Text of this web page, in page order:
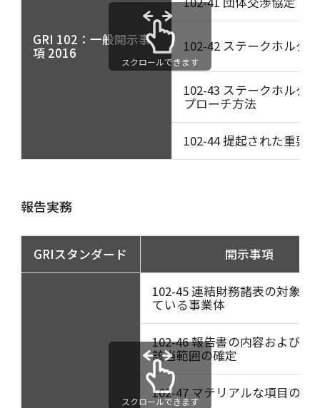
GRI 102：一般開示事
項 2016 102-42 ステークホルダ
102-43 ステークホルダ
プローチ方法
102-44 提起された重要
スクロールできます
報告実務
GRIスタンダード 開示事項
102-45 連結財務諸表の対象に
ている事業体
102-46 報告書の内容および項
該当範囲の確定
102-47 マテリアルな項目のリ
スクロールできます